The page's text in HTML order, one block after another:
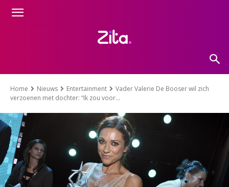
Home Nieuws Entertainment
Vader Valerie De Booser wil zich
verzoenen met dochter: “Ik zou voor...